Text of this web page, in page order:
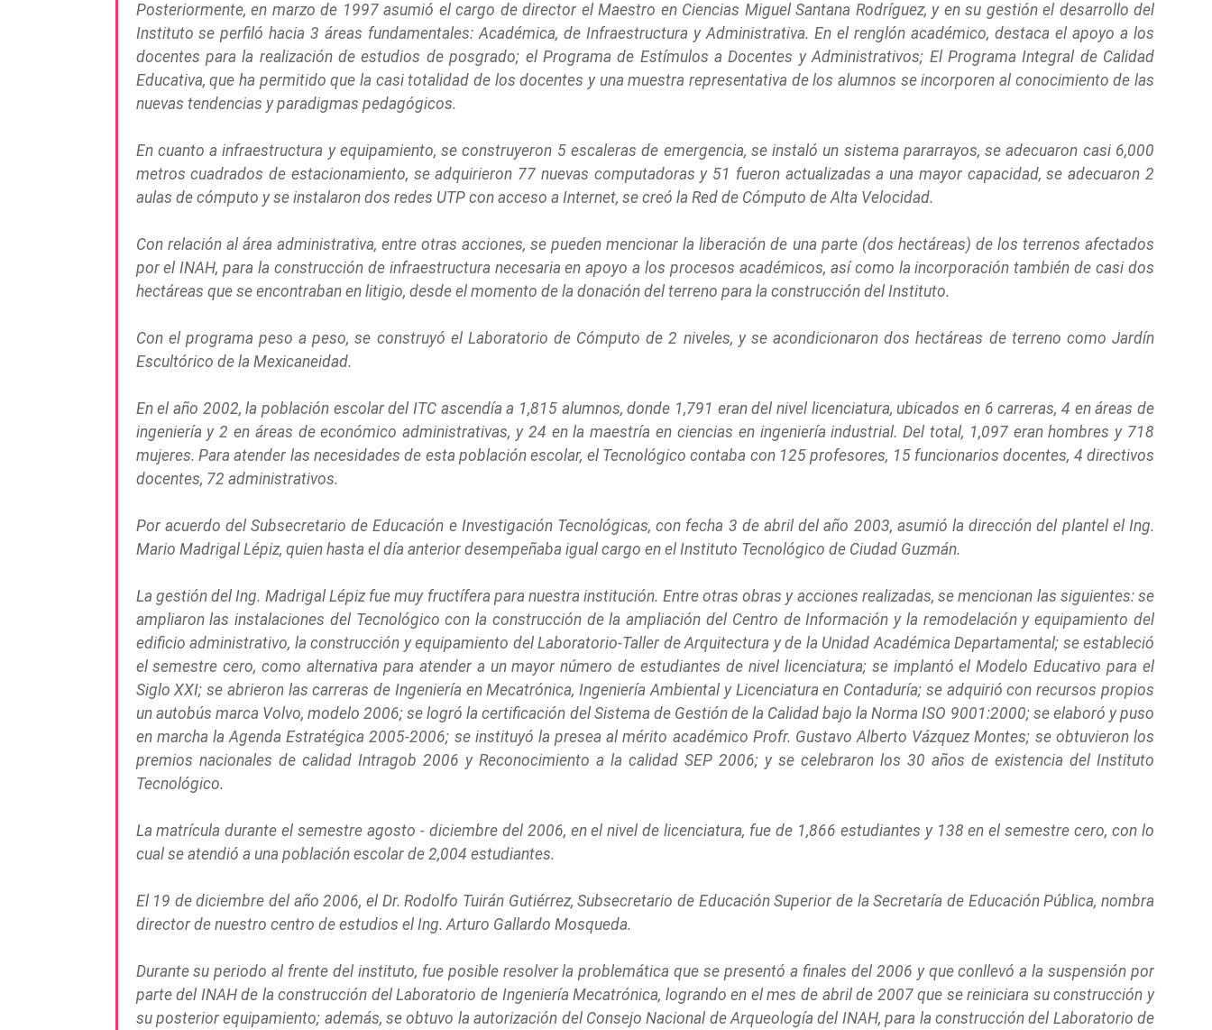
Posteriormente, en marzo de 1997 asumió el cargo de director el Maestro en Ciencias Miguel Santana Rodríguez, y en su gestión el desarrollo del
Instituto se perfiló hacia 3 áreas fundamentales: Académica, de Infraestructura y Administrativa. En el renglón académico, destaca el apoyo a los
docentes para la realización de estudios de posgrado; el Programa de Estímulos a Docentes y Administrativos; El Programa Integral de Calidad
Educativa, que ha permitido que la casi totalidad de los docentes y una muestra representativa de los alumnos se incorporen al conocimiento de las
nuevas tendencias y paradigmas pedagógicos.
En cuanto a infraestructura y equipamiento, se construyeron 5 escaleras de emergencia, se instaló un sistema pararrayos, se adecuaron casi 6,000
metros cuadrados de estacionamiento, se adquirieron 77 nuevas computadoras y 51 fueron actualizadas a una mayor capacidad, se adecuaron 2
aulas de cómputo y se instalaron dos redes UTP con acceso a Internet, se creó la Red de Cómputo de Alta Velocidad.
Con relación al área administrativa, entre otras acciones, se pueden mencionar la liberación de una parte (dos hectáreas) de los terrenos afectados
por el INAH, para la construcción de infraestructura necesaria en apoyo a los procesos académicos, así como la incorporación también de casi dos
hectáreas que se encontraban en litigio, desde el momento de la donación del terreno para la construcción del Instituto.
Con el programa peso a peso, se construyó el Laboratorio de Cómputo de 2 niveles, y se acondicionaron dos hectáreas de terreno como Jardín
Escultórico de la Mexicaneidad.
En el año 2002, la población escolar del ITC ascendía a 1,815 alumnos, donde 1,791 eran del nivel licenciatura, ubicados en 6 carreras, 4 en áreas de
ingeniería y 2 en áreas de económico administrativas, y 24 en la maestría en ciencias en ingeniería industrial. Del total, 1,097 eran hombres y 718
mujeres. Para atender las necesidades de esta población escolar, el Tecnológico contaba con 125 profesores, 15 funcionarios docentes, 4 directivos
docentes, 72 administrativos.
Por acuerdo del Subsecretario de Educación e Investigación Tecnológicas, con fecha 3 de abril del año 2003, asumió la dirección del plantel el Ing.
Mario Madrigal Lépiz, quien hasta el día anterior desempeñaba igual cargo en el Instituto Tecnológico de Ciudad Guzmán.
La gestión del Ing. Madrigal Lépiz fue muy fructífera para nuestra institución. Entre otras obras y acciones realizadas, se mencionan las siguientes: se
ampliaron las instalaciones del Tecnológico con la construcción de la ampliación del Centro de Información y la remodelación y equipamiento del
edificio administrativo, la construcción y equipamiento del Laboratorio-Taller de Arquitectura y de la Unidad Académica Departamental; se estableció
el semestre cero, como alternativa para atender a un mayor número de estudiantes de nivel licenciatura; se implantó el Modelo Educativo para el
Siglo XXI; se abrieron las carreras de Ingeniería en Mecatrónica, Ingeniería Ambiental y Licenciatura en Contaduría; se adquirió con recursos propios
un autobús marca Volvo, modelo 2006; se logró la certificación del Sistema de Gestión de la Calidad bajo la Norma ISO 9001:2000; se elaboró y puso
en marcha la Agenda Estratégica 2005-2006; se instituyó la presea al mérito académico Profr. Gustavo Alberto Vázquez Montes; se obtuvieron los
premios nacionales de calidad Intragob 2006 y Reconocimiento a la calidad SEP 2006; y se celebraron los 30 años de existencia del Instituto
Tecnológico.
La matrícula durante el semestre agosto - diciembre del 2006, en el nivel de licenciatura, fue de 1,866 estudiantes y 138 en el semestre cero, con lo
cual se atendió a una población escolar de 2,004 estudiantes.
El 19 de diciembre del año 2006, el Dr. Rodolfo Tuirán Gutiérrez, Subsecretario de Educación Superior de la Secretaría de Educación Pública, nombra
director de nuestro centro de estudios el Ing. Arturo Gallardo Mosqueda.
Durante su periodo al frente del instituto, fue posible resolver la problemática que se presentó a finales del 2006 y que conllevó a la suspensión por
parte del INAH de la construcción del Laboratorio de Ingeniería Mecatrónica, logrando en el mes de abril de 2007 que se reiniciara su construcción y
su posterior equipamiento; además, se obtuvo la autorización del Consejo Nacional de Arqueología del INAH, para la construcción del Laboratorio de